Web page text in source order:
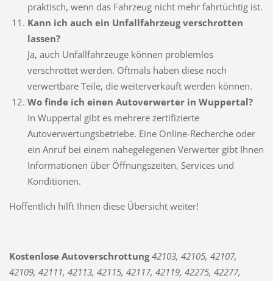
praktisch, wenn das Fahrzeug nicht mehr fahrtüchtig ist.
Kann ich auch ein Unfallfahrzeug verschrotten
lassen?
Ja, auch Unfallfahrzeuge können problemlos
verschrottet werden. Oftmals haben diese noch
verwertbare Teile, die weiterverkauft werden können.
Wo finde ich einen Autoverwerter in Wuppertal?
In Wuppertal gibt es mehrere zertifizierte
Autoverwertungsbetriebe. Eine Online-Recherche oder
ein Anruf bei einem nahegelegenen Verwerter gibt Ihnen
Informationen über Öffnungszeiten, Services und
Konditionen.
Hoffentlich hilft Ihnen diese Übersicht weiter!
Kostenlose Autoverschrottung 42103, 42105, 42107,
42109, 42111, 42113, 42115, 42117, 42119, 42275, 42277,